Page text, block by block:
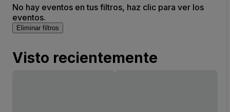
No hay eventos en tus filtros, haz clic para ver los
eventos.
Eliminar filtros
Visto recientemente